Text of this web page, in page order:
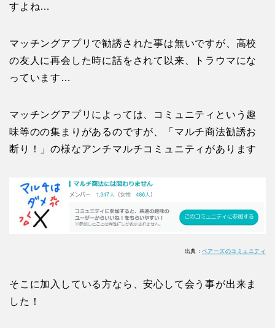
すよね…
マッチングアプリで勧誘された事は無いですが、高校
の友人に再会した時に話をされて以来、トラウマにな
っています…
マッチングアプリによっては、コミュニティという趣
味等のの集まりがあるのですが、「マルチ商法勧誘お
断り！」の様なアンチマルチコミュニティがあります
出典：ペアーズのコミュニティ
そこに加入している方なら、安心して会う事が出来ま
した！